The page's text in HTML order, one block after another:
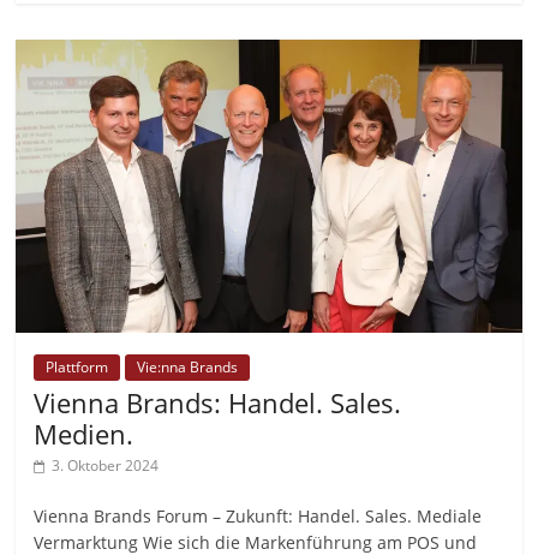
Plattform Vie:nna Brands
Vienna Brands: Handel. Sales.
Medien.
3. Oktober 2024
Vienna Brands Forum – Zukunft: Handel. Sales. Mediale
Vermarktung Wie sich die Markenführung am POS und